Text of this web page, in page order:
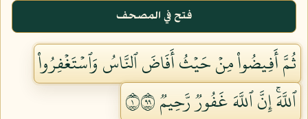
فتح في المصحف
ثُمَّ أَفِيضُواْ مِنۡ حَيۡثُ أَفَاضَ ٱلنَّاسُ وَٱسۡتَغۡفِرُواْ
ٱللَّهَۚ إِنَّ ٱللَّهَ غَفُورٞ رَّحِيمٞ ١٩٩